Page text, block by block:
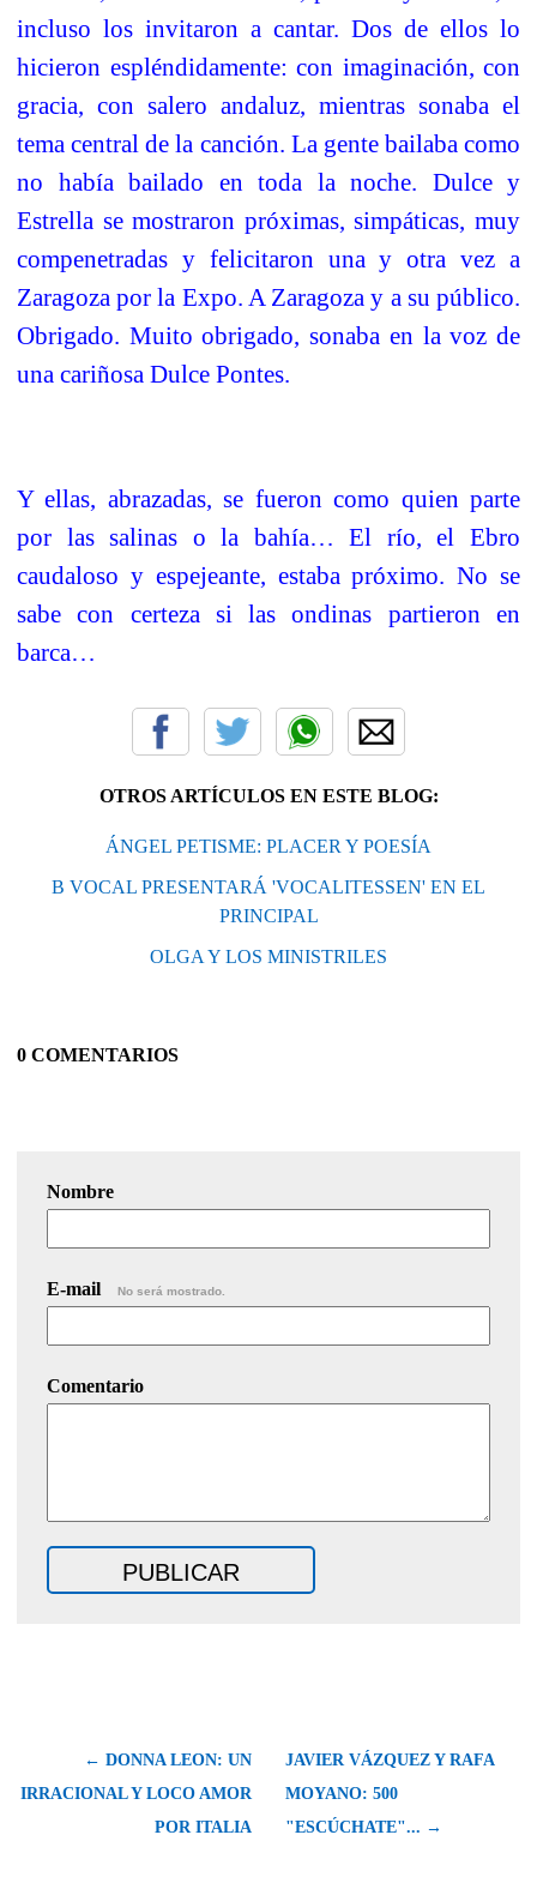
incluso los invitaron a cantar. Dos de ellos lo
hicieron espléndidamente: con imaginación, con
gracia, con salero andaluz, mientras sonaba el
tema central de la canción. La gente bailaba como
no había bailado en toda la noche. Dulce y
Estrella se mostraron próximas, simpáticas, muy
compenetradas y felicitaron una y otra vez a
Zaragoza por la Expo. A Zaragoza y a su público.
Obrigado. Muito obrigado, sonaba en la voz de
una cariñosa Dulce Pontes.
Y ellas, abrazadas, se fueron como quien parte
por las salinas o la bahía… El río, el Ebro
caudaloso y espejeante, estaba próximo. No se
sabe con certeza si las ondinas partieron en
barca…
OTROS ARTÍCULOS EN ESTE BLOG:
ÁNGEL PETISME: PLACER Y POESÍA
B VOCAL PRESENTARÁ 'VOCALITESSEN' EN EL
PRINCIPAL
OLGA Y LOS MINISTRILES
0 COMENTARIOS
Nombre
E-mail No será mostrado.
Comentario
← DONNA LEON: UN
IRRACIONAL Y LOCO AMOR
POR ITALIA
JAVIER VÁZQUEZ Y RAFA
MOYANO: 500
"ESCÚCHATE"... →